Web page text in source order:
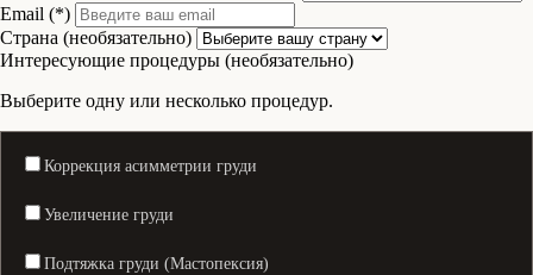
Email (*)
Страна (необязательно)
Интересующие процедуры (необязательно)
Выберите одну или несколько процедур.
Коррекция асимметрии груди
Увеличение груди
Подтяжка груди (Мастопексия)